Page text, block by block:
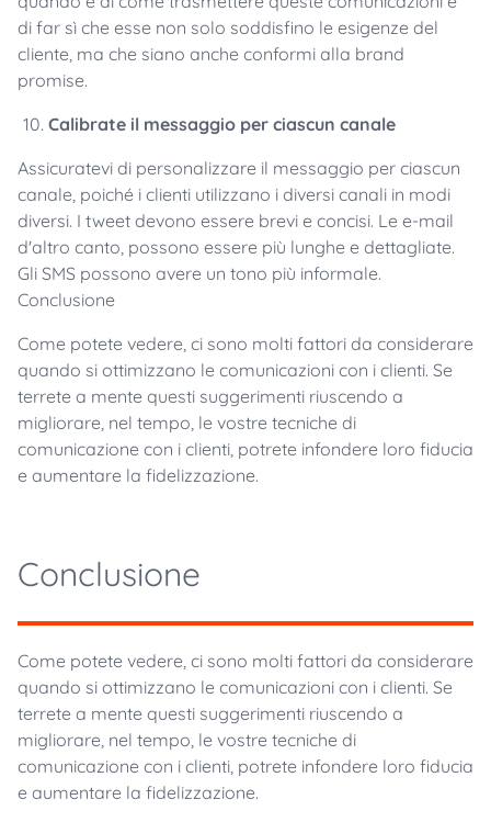
di far sì che esse non solo soddisfino le esigenze del
cliente, ma che siano anche conformi alla brand
promise.
Calibrate il messaggio per ciascun canale
Assicuratevi di personalizzare il messaggio per ciascun
canale, poiché i clienti utilizzano i diversi canali in modi
diversi. I tweet devono essere brevi e concisi. Le e-mail
d'altro canto, possono essere più lunghe e dettagliate.
Gli SMS possono avere un tono più informale.
Conclusione
Come potete vedere, ci sono molti fattori da considerare
quando si ottimizzano le comunicazioni con i clienti. Se
terrete a mente questi suggerimenti riuscendo a
migliorare, nel tempo, le vostre tecniche di
comunicazione con i clienti, potrete infondere loro fiducia
e aumentare la fidelizzazione.
Conclusione
Come potete vedere, ci sono molti fattori da considerare
quando si ottimizzano le comunicazioni con i clienti. Se
terrete a mente questi suggerimenti riuscendo a
migliorare, nel tempo, le vostre tecniche di
comunicazione con i clienti, potrete infondere loro fiducia
e aumentare la fidelizzazione.